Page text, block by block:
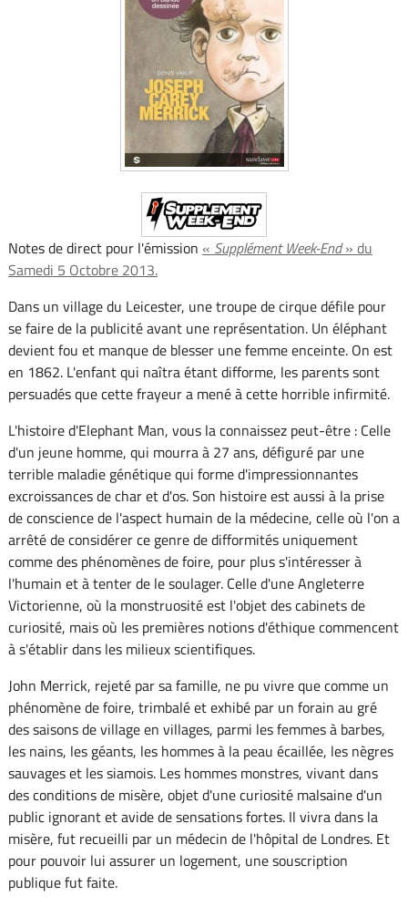
Notes de direct pour l'émission « Supplément Week-End» du
Samedi 5 Octobre 2013.
Dans un village du Leicester, une troupe de cirque défile pour
se faire de la publicité avant une représentation. Un éléphant
devient fou et manque de blesser une femme enceinte. On est
en 1862. L'enfant qui naîtra étant difforme, les parents sont
persuadés que cette frayeur a mené à cette horrible infirmité.
L'histoire d'Elephant Man, vous la connaissez peut-être : Celle
d'un jeune homme, qui mourra à 27 ans, défiguré par une
terrible maladie génétique qui forme d'impressionnantes
excroissances de char et d'os. Son histoire est aussi à la prise
de conscience de l'aspect humain de la médecine, celle où l'on a
arrêté de considérer ce genre de difformités uniquement
comme des phénomènes de foire, pour plus s'intéresser à
l'humain et à tenter de le soulager. Celle d'une Angleterre
Victorienne, où la monstruosité est l'objet des cabinets de
curiosité, mais où les premières notions d'éthique commencent
à s'établir dans les milieux scientifiques.
John Merrick, rejeté par sa famille, ne pu vivre que comme un
phénomène de foire, trimbalé et exhibé par un forain au gré
des saisons de village en villages, parmi les femmes à barbes,
les nains, les géants, les hommes à la peau écaillée, les nègres
sauvages et les siamois. Les hommes monstres, vivant dans
des conditions de misère, objet d'une curiosité malsaine d'un
public ignorant et avide de sensations fortes. Il vivra dans la
misère, fut recueilli par un médecin de l'hôpital de Londres. Et
pour pouvoir lui assurer un logement, une souscription
publique fut faite.